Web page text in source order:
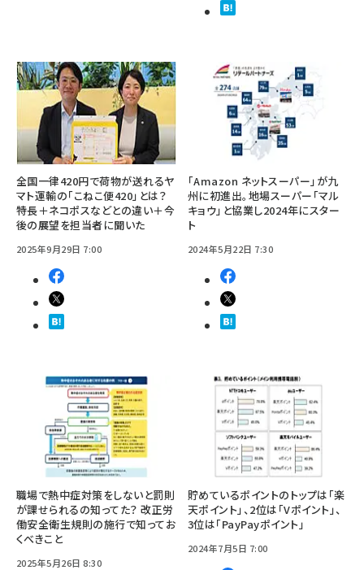
全国一律420円で荷物が送れるヤ
マト運輸の「こねこ便420」とは？
特長＋ネコポスなどとの違い＋今
後の展望を担当者に聞いた
2025年9月29日 7:00
「Amazon ネットスーパー」が九
州に初進出。地場スーパー「マル
キョウ」と協業し2024年にスター
ト
2024年5月22日 7:30
職場で熱中症対策をしないと罰則
が課せられるの知ってた？ 改正労
働安全衛生規則の施行で知ってお
くべきこと
2025年5月26日 8:30
貯めているポイントのトップは「楽
天ポイント」、2位は「Vポイント」、
3位は「PayPayポイント」
2024年7月5日 7:00